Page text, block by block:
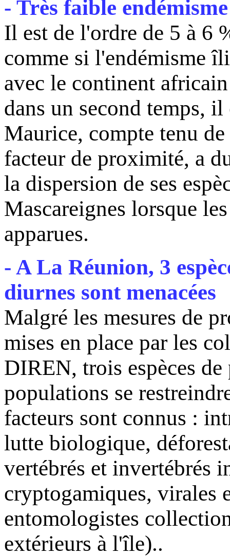
- Très faible
Il est de l'ordre de 5 à 6
comme si l'endémisme
avec le continent
dans un second temps,
Maurice, compte tenu
facteur de proximité, a
la dispersion de ses
Mascareignes lorsque
apparues.
- A La Réunion, 3
diurnes sont menacées
Malgré les mesures de
mises en place par les
DIREN, trois espèces
populations se
facteurs sont connus :
lutte biologique,
vertébrés et invertébrés
cryptogamiques, virales
entomologistes
extérieurs à l'île)..